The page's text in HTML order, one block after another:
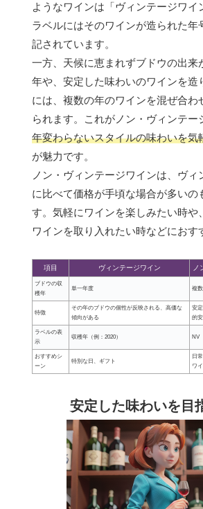
ようなワインは「ヴィンテージワイ
ラベルにはそのワインが造られた年
記されています。
一方、天候に恵まれずブドウの出来
年や、安定した味わいのワインを造
には、複数の年のワインを混ぜ合わ
られます。これがノン・ヴィンテー
年変わらないスタイルの味わいを気
が魅力です。
ノン・ヴィンテージワインは、ヴィ
に比べて価格が手頃な場合が多いの
す。気軽にワインを楽しみたい時や
ワインを取り入れたい時などにおす
項目 ヴィンテージワイン ノ
ブドウの収
穫年
単一年度 複
特徴
その年のブドウの個性が反映される、高価な
傾向がある
安
的
ラベルの表
示
収穫年（例：2020） NV
おすすめシ
ーン
特別な日、ギフト
日
ワ
安定した味わいを目